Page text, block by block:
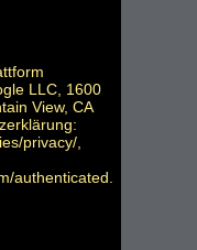
LLC, 1600
View, CA
privacy/,
authenticated.